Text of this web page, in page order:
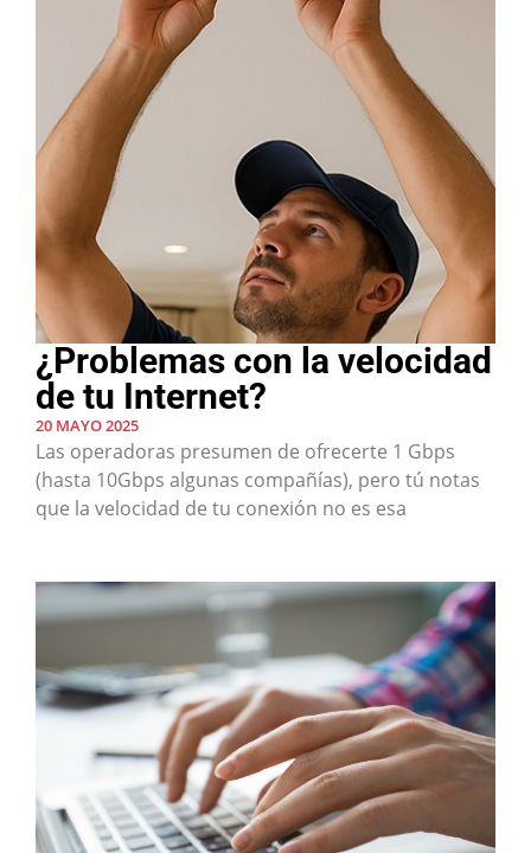
¿Problemas con la velocidad
de tu Internet?
20 MAYO 2025
Las operadoras presumen de ofrecerte 1 Gbps
(hasta 10Gbps algunas compañías), pero tú notas
que la velocidad de tu conexión no es esa